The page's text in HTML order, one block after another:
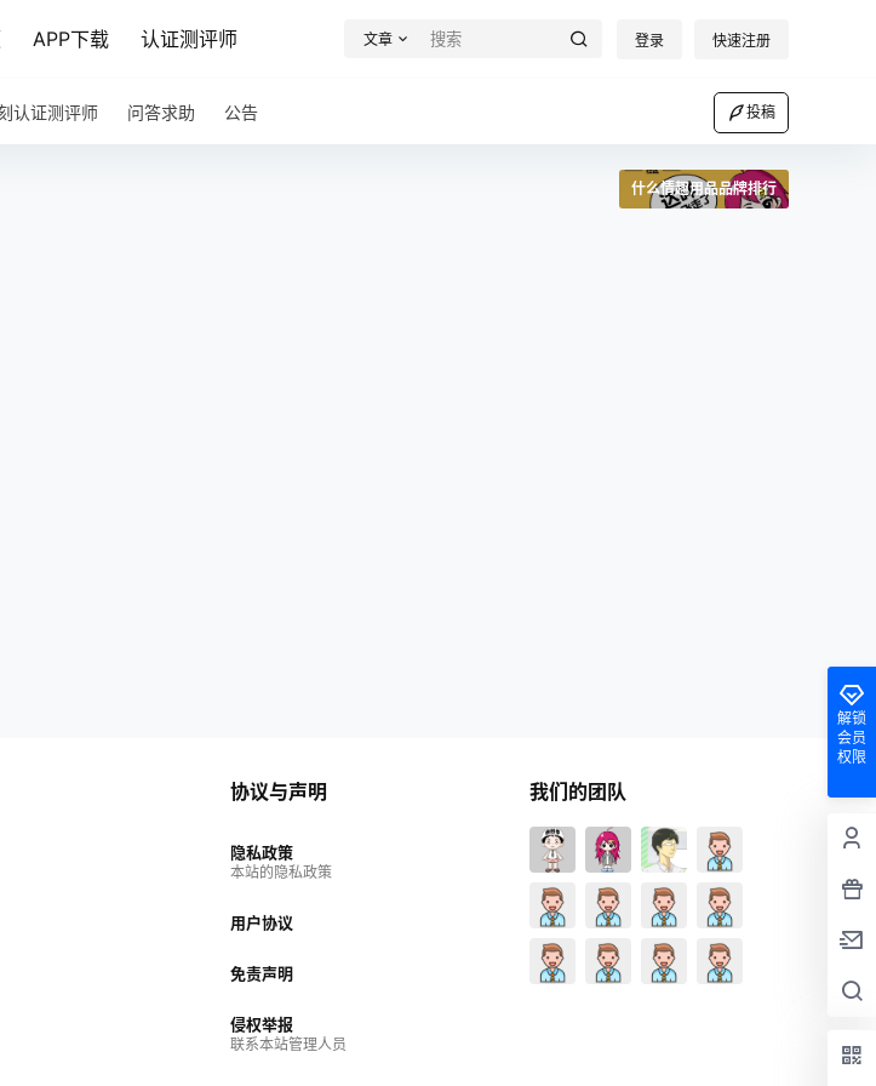
APP下载 认证测评师 文章 登录 快速注册
认证测评师 问答求助 公告 投稿
什么情趣用品品牌排行
解锁
会员
权限
协议与声明
隐私政策
本站的隐私政策
用户协议
免责声明
侵权举报
联系本站管理人员
我们的团队